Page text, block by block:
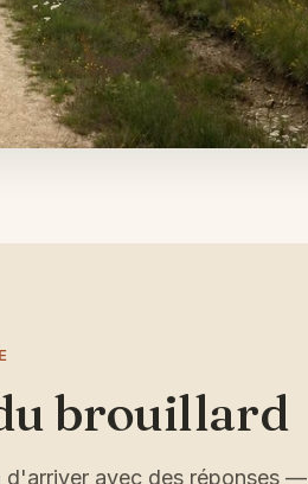
brouillard
d'arriver avec des réponses —